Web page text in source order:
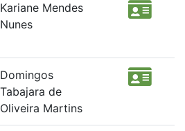
Kariane Mendes
Nunes
Domingos
Tabajara de
Oliveira Martins